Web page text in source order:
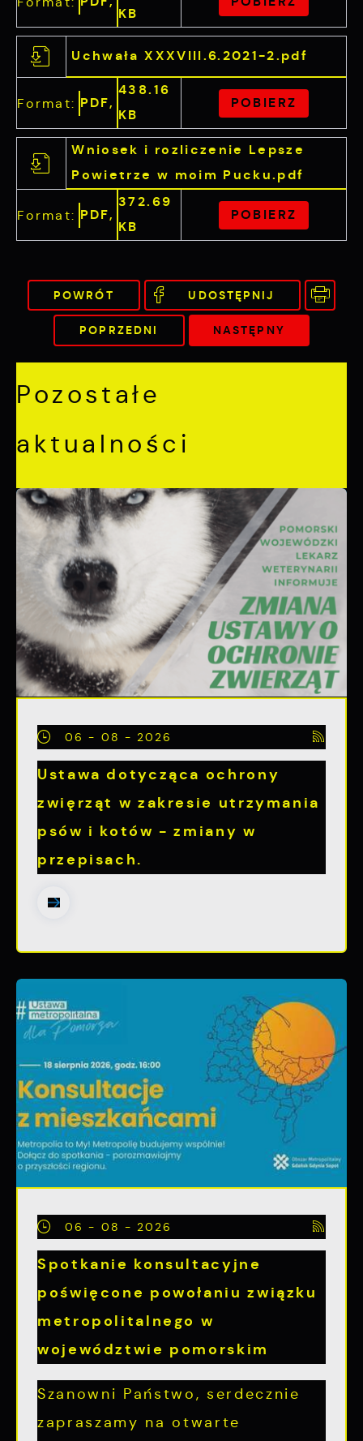
KB
Uchwała XXXVIII.6.2021-2.pdf
Format: PDF,
438.16
KB
POBIERZ
Wniosek i rozliczenie Lepsze
Powietrze w moim Pucku.pdf
Format: PDF,
372.69
KB
POBIERZ
POWRÓT UDOSTĘPNIJ
POPRZEDNI NASTĘPNY
Pozostałe
aktualności
06 - 08 - 2026
Ustawa dotycząca ochrony
zwięrząt w zakresie utrzymania
psów i kotów - zmiany w
przepisach.
06 - 08 - 2026
Spotkanie konsultacyjne
poświęcone powołaniu związku
metropolitalnego w
województwie pomorskim
Szanowni Państwo, serdecznie
zapraszamy na otwarte